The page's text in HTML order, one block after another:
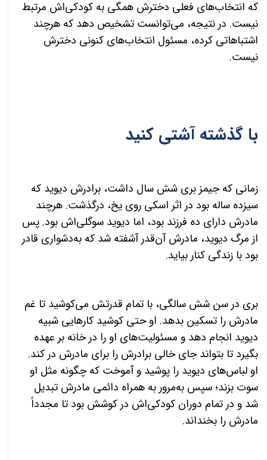
که انتخاب‌های فعلی دخترش همگی به کودکی‌اش مرتبط
نیست. در نتیجه، می‌توانست تشخیص دهد که هرچند
اشتباهاتی کرده، مسئول انتخاب‌های کنونی دخترش
نیست.
با گذشته آشتی کنید
زمانی که جیمز بری شش سال داشت، برادرش دیوید که
سیزده ساله بود در اثر اسکی روی یخ، درگذشت. هرچند
مادرش دارای ده فرزند بود، اما دیوید سوگلی‌اش بود. پس
از مرگ دیوید، مادرش آن‌قدر آشفته شد که به‌دشواری قادر
بود با زندگی کنار بیاید.
بری در سن شش سالگی، با تمام قدرتش می‌کوشید تا غم
مادرش را تسکین بدهد. او حتی کوشید کارهایی شبیه
دیوید انجام دهد و مسئولیت‌های او را در خانه بر عهده
بگیرد تا بتواند جای خالی برادرش را برای مادرش در کند.
او لباس‌های دیوید را پوشید و آموخت که چگونه مثل او
سوت بزند؛ سپس به‌مرور به همراه دائمی مادرش تبدیل
شد و در تمام دوران کودکی‌اش در کوشش بود تا مجدداً
مادرش را بخنداند.